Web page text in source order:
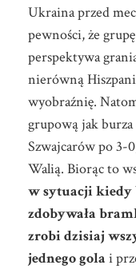
Ukraina przed
pewności, że
perspektywa
nierówną
wyobraźnię.
grupową jak
Szwajcarów po 3-
Walią. Biorąc to
w sytuacji kiedy
zdobywała
zrobi dzisiaj
jednego gola i